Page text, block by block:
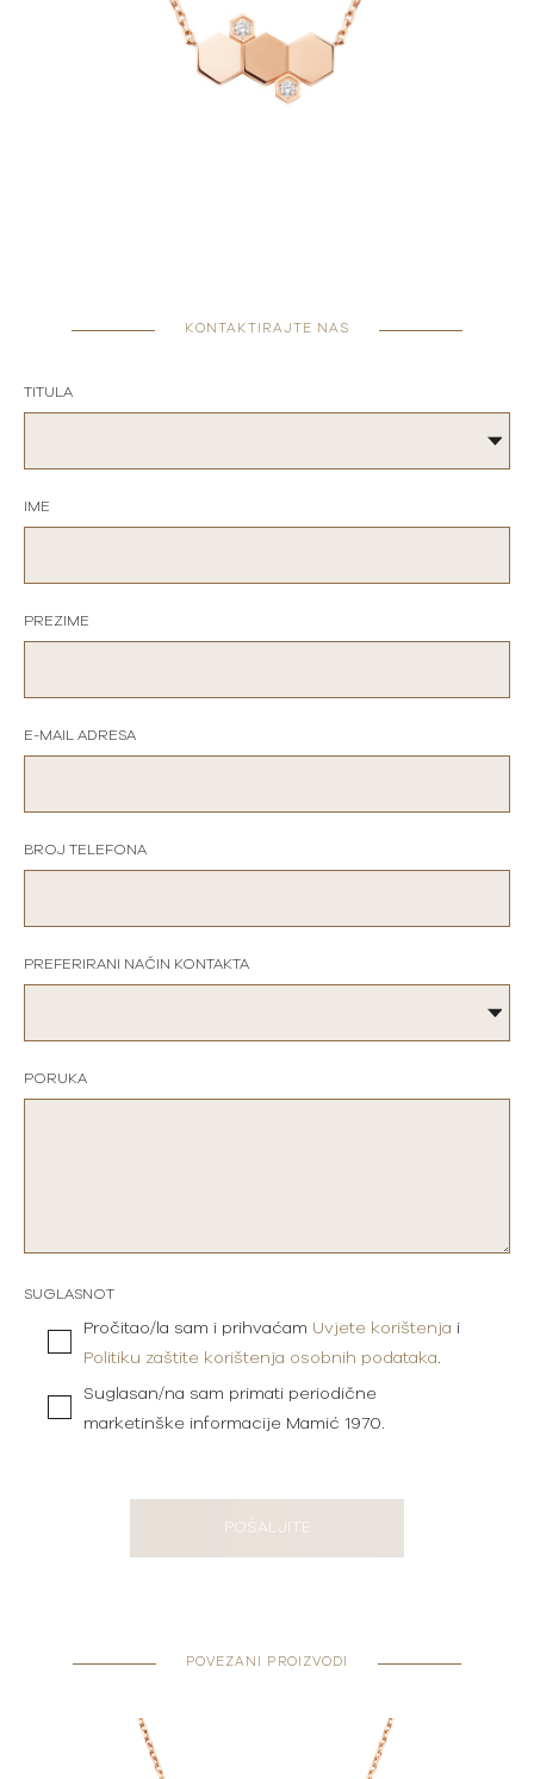
KONTAKTIRAJTE NAS
TITULA
IME
PREZIME
E-MAIL ADRESA
BROJ TELEFONA
PREFERIRANI NAČIN KONTAKTA
PORUKA
SUGLASNOT
Pročitao/la sam i prihvaćam Uvjete korištenja i
Politiku zaštite korištenja osobnih podataka.
Suglasan/na sam primati periodične
marketinške informacije Mamić 1970.
POŠALJITE
POVEZANI PROIZVODI